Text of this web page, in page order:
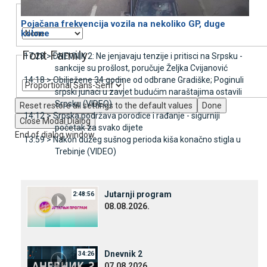
Text Edge Style
Font Family
Resetrestore all settings to the default values
Done
Close Modal Dialog
End of dialog window.
Pojačana frekvencija vozila na nekoliko GP, duge
kolone
17:28 >DNEVNIK 2: Ne jenjavaju tenzije i pritisci na Srpsku -
sankcije su prošlost, poručuje Željka Cvijanović
14:18 >Obilježene 34 godine od odbrane Gradiške; Poginuli
srpski junaci u zavjet budućim naraštajima ostavili
Srpsku (VIDEO)
14:12 >Srpska podržava porodice i rađanje - sigurniji
početak za svako dijete
13:59 >Nakon dužeg sušnog perioda kiša konačno stigla u
Trebinje (VIDEO)
2:48:56
Јutarnji program
08.08.2026.
34:26
Dnevnik 2